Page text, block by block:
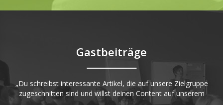
Gastbeiträge
„Du schreibst interessante Artikel, die auf unsere Zielgruppe
zugeschnitten sind und willst deinen Content auf unserem